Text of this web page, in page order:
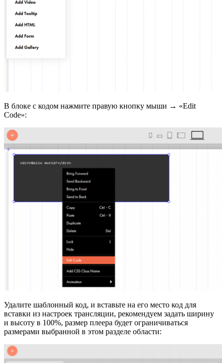
В блоке с кодом нажмите правую кнопку мыши → «Edit
Code»:
Удалите шаблонный код, и вставьте на его место код для
вставки из настроек трансляции, рекомендуем задать ширину
и высоту в 100%, размер плеера будет ограничиваться
размерами выбранной в этом разделе области: